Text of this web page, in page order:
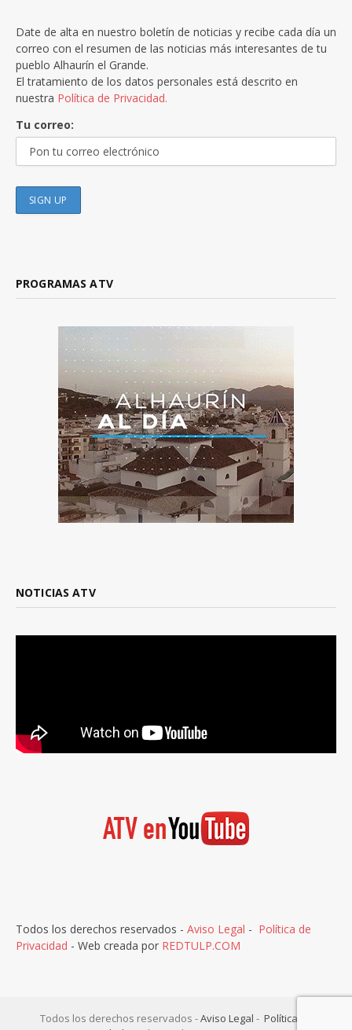
Date de alta en nuestro boletín de noticias y recibe cada día un
correo con el resumen de las noticias más interesantes de tu
pueblo Alhaurín el Grande.
El tratamiento de los datos personales está descrito en
nuestra Política de Privacidad.
Tu correo:
PROGRAMAS ATV
NOTICIAS ATV
Todos los derechos reservados - Aviso Legal - Política de
Privacidad - Web creada por REDTULP.COM
Todos los derechos reservados -Aviso Legal - Política de